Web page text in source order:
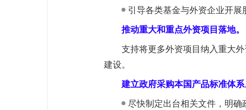
引导各类基金与外资企业开
推动重大和重点外资项目落地。
支持将更多外资项目纳入重大
建设。
建立政府采购本国产品标准体系
尽快制定出台相关文件，明